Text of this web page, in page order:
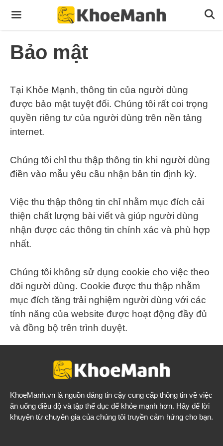
Menu
Bảo mật
Tại Khỏe Mạnh, thông tin của người dùng
được bảo mật tuyệt đối. Chúng tôi rất coi trọng
quyền riêng tư của người dùng trên nền tảng
internet.
Chúng tôi chỉ thu thập thông tin khi người dùng
điền vào mẫu yêu cầu nhận bản tin định kỳ.
Việc thu thập thông tin chỉ nhằm mục đích cải
thiện chất lượng bài viết và giúp người dùng
nhận được các thông tin chính xác và phù hợp
nhất.
Chúng tôi không sử dụng cookie cho việc theo
dõi người dùng. Cookie được thu thập nhằm
mục đích tăng trải nghiệm người dùng với các
tính năng của website được hoạt động đầy đủ
và đồng bộ trên trình duyệt.
KhoeManh.vn là nguồn đáng tin cậy cung cấp thông tin về việc
ăn uống điều độ và tập thể dục để khỏe mạnh hơn. Hãy để lời
khuyên từ chuyên gia của chúng tôi truyền cảm hứng cho bạn.